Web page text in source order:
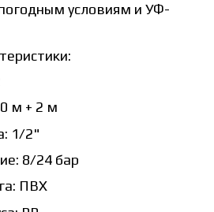
условиям и УФ-
м + 2 м
1/2"
8/24 бар
ПВХ